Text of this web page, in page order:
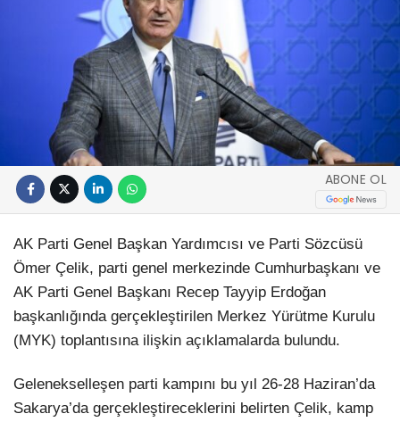
ABONE OL
AK Parti Genel Başkan Yardımcısı ve Parti Sözcüsü
Ömer Çelik, parti genel merkezinde Cumhurbaşkanı ve
AK Parti Genel Başkanı Recep Tayyip Erdoğan
başkanlığında gerçekleştirilen Merkez Yürütme Kurulu
(MYK) toplantısına ilişkin açıklamalarda bulundu.
Gelenekselleşen parti kampını bu yıl 26-28 Haziran’da
Sakarya’da gerçekleştireceklerini belirten Çelik, kamp